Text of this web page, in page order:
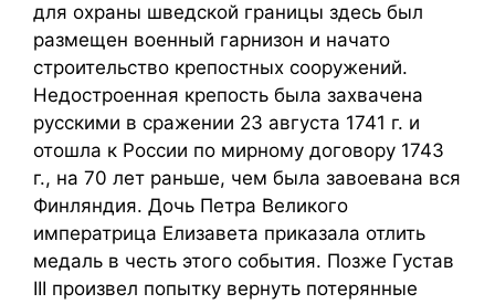
для охраны шведской границы здесь был
размещен военный гарнизон и начато
строительство крепостных сооружений.
Недостроенная крепость была захвачена
русскими в сражении 23 августа 1741 г. и
отошла к России по мирному договору 1743
г., на 70 лет раньше, чем была завоевана вся
Финляндия. Дочь Петра Великого
императрица Елизавета приказала отлить
медаль в честь этого события. Позже Густав
III произвел попытку вернуть потерянные